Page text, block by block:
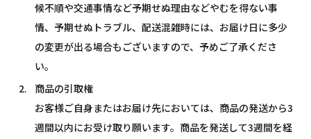
候不順や交通事情など予期せぬ理由などやむを得ない事
情、予期せぬトラブル、配送混雑時には、お届け日に多少
の変更が出る場合もございますので、予めご了承くださ
い。
商品の引取権
お客様ご自身またはお届け先においては、商品の発送から3
週間以内にお受け取り願います。商品を発送して3週間を経